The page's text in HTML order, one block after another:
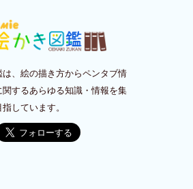
は、絵の描き方からペンタブ情
関するあらゆる知識・情報を集
しています。